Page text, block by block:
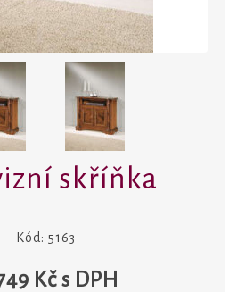
skříňka
Kód: 5163
Kč s DPH